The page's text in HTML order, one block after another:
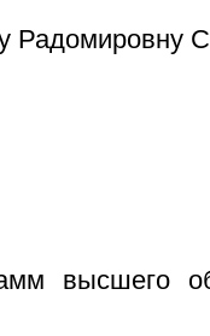
Радомировну
высшего